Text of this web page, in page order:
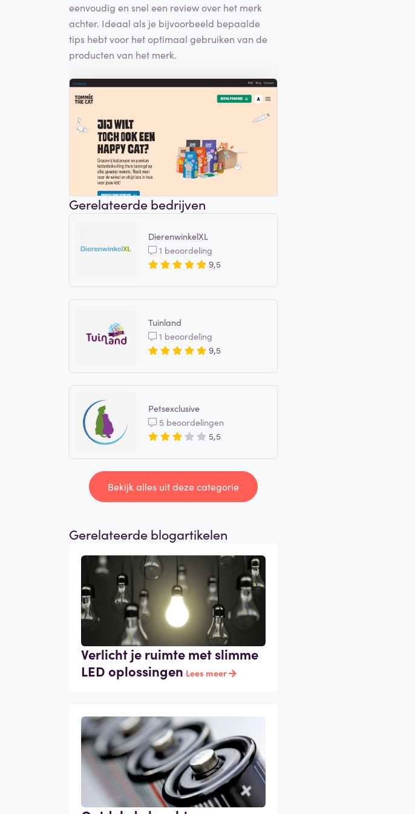
eenvoudig en snel een review over het merk
achter. Ideaal als je bijvoorbeeld bepaalde
tips hebt voor het optimaal gebruiken van de
producten van het merk.
Gerelateerde bedrijven
DierenwinkelXL
1 beoordeling
9,5
Tuinland
1 beoordeling
9,5
Petsexclusive
5 beoordelingen
5,5
Bekijk alles uit deze categorie
Gerelateerde blogartikelen
Verlicht je ruimte met slimme
LED oplossingen Lees meer